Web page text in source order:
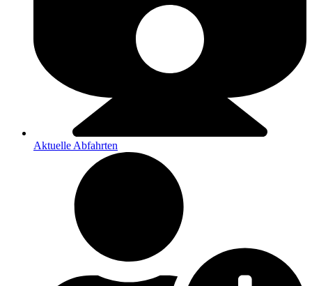
Aktuelle Abfahrten